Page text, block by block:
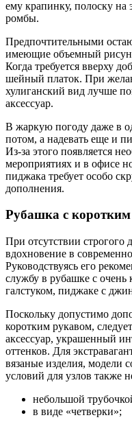
ему крапинку, полоску на
ромбы.
Предпочтительными
имеющие объемный
Когда требуется вверху
шейный платок. При
хулиганский вид лучше
аксессуар.
В жаркую погоду даже в
потом, а надевать еще и
Из-за этого появляется
мероприятиях и в офисе
пиджака требует особо
дополнения.
Рубашка с
При отсутствии строгого
вдохновение в
Руководствуясь его
службу в рубашке с
галстуком, пиджаке с
Поскольку допустимо
коротким рукавом,
аксессуар, украшенный
оттенков. Для
вязаные изделия, модели
условий для узлов также
небольшой
в виде «четверки»;